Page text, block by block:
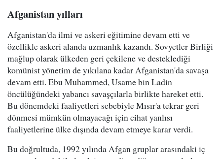
Afganistan yılları
Afganistan'da ilmi ve askeri eğitimine devam etti ve
özellikle askeri alanda uzmanlık kazandı. Sovyetler Birliği
mağlup olarak ülkeden geri çekilene ve desteklediği
komünist yönetim de yıkılana kadar Afganistan'da savaşa
devam etti. Ebu Muhammed, Usame bin Ladin
öncülüğündeki yabancı savaşçılarla birlikte hareket etti.
Bu dönemdeki faaliyetleri sebebiyle Mısır'a tekrar geri
dönmesi mümkün olmayacağı için cihat yanlısı
faaliyetlerine ülke dışında devam etmeye karar verdi.
Bu doğrultuda, 1992 yılında Afgan gruplar arasındaki iç